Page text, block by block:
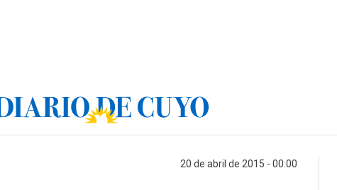
20 de abril de 2015 - 00:00